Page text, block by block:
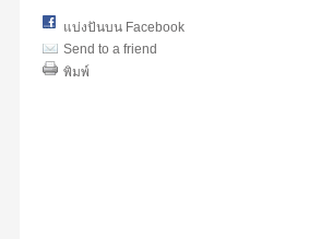
แบ่งปันบน Facebook
Send to a friend
พิมพ์